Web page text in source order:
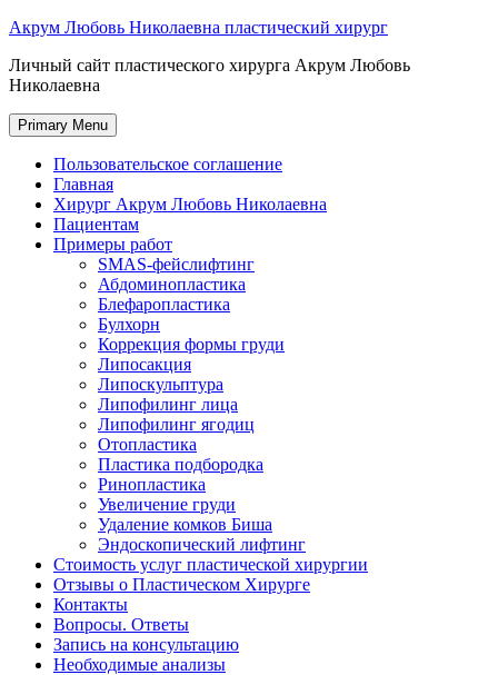
Skip
content
Акрум Любовь Николаевна пластический хирург
Личный сайт пластического хирурга Акрум Любовь
Николаевна
Primary Menu
Пользовательское соглашение
Главная
Хирург Акрум Любовь Николаевна
Пациентам
Примеры работ
SMAS-фейслифтинг
Абдоминопластика
Блефаропластика
Булхорн
Коррекция формы груди
Липосакция
Липоскульптура
Липофилинг лица
Липофилинг ягодиц
Отопластика
Пластика подбородка
Ринопластика
Увеличение груди
Удаление комков Биша
Эндоскопический лифтинг
Стоимость услуг пластической хирургии
Отзывы о Пластическом Хирурге
Контакты
Вопросы. Ответы
Запись на консультацию
Необходимые анализы